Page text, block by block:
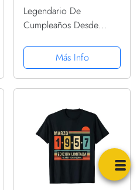
Legendario De
Cumpleaños Desde
PopSockets PopGrip
Intercambiable
Más Info